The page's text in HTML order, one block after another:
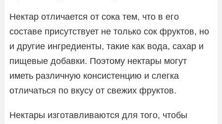
Нектар отличается от сока тем, что в его
составе присутствует не только сок фруктов, но
и другие ингредиенты, такие как вода, сахар и
пищевые добавки. Поэтому нектары могут
иметь различную консистенцию и слегка
отличаться по вкусу от свежих фруктов.
Нектары изготавливаются для того, чтобы